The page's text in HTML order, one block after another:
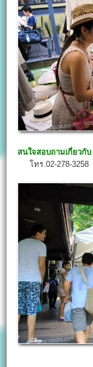
สนใจสอบถามเกี่ยวกับ
โทร.02-278-3258